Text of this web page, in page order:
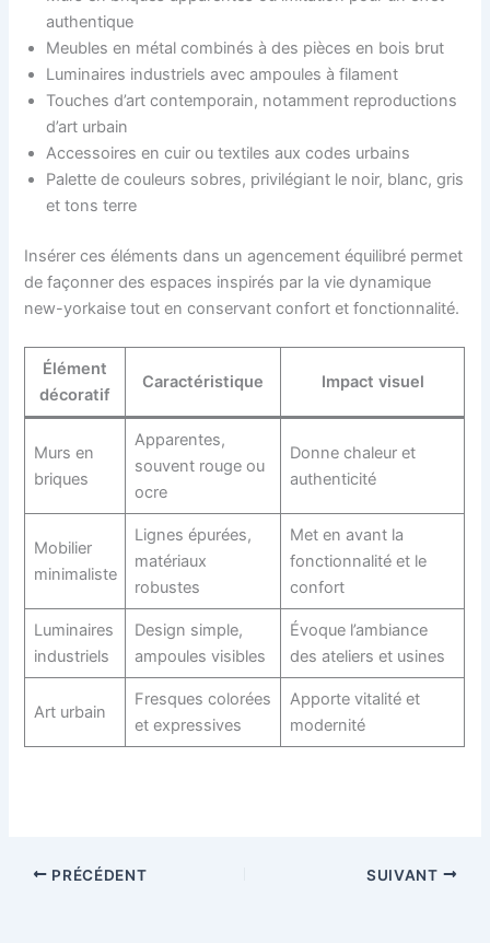
authentique
Meubles en métal combinés à des pièces en bois brut
Luminaires industriels avec ampoules à filament
Touches d’art contemporain, notamment reproductions
d’art urbain
Accessoires en cuir ou textiles aux codes urbains
Palette de couleurs sobres, privilégiant le noir, blanc, gris
et tons terre
Insérer ces éléments dans un agencement équilibré permet
de façonner des espaces inspirés par la vie dynamique
new-yorkaise tout en conservant confort et fonctionnalité.
Élément
décoratif
Caractéristique Impact visuel
Murs en
briques
Apparentes,
souvent rouge ou
ocre
Donne chaleur et
authenticité
Mobilier
minimaliste
Lignes épurées,
matériaux
robustes
Met en avant la
fonctionnalité et le
confort
Luminaires
industriels
Design simple,
ampoules visibles
Évoque l’ambiance
des ateliers et usines
Art urbain
Fresques colorées
et expressives
Apporte vitalité et
modernité
PRÉCÉDENT SUIVANT